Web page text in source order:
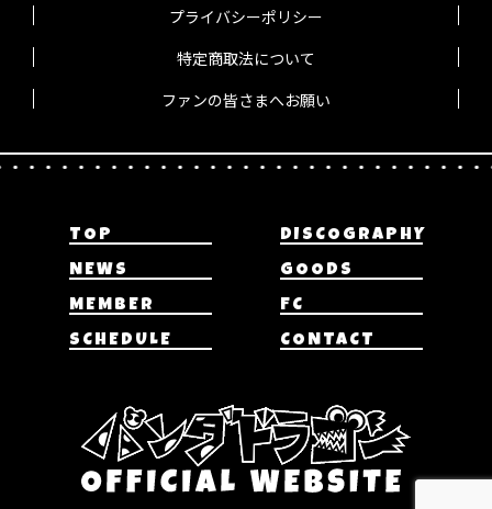
プライバシーポリシー
特定商取法について
ファンの皆さまへお願い
TOP
DISCOGRAPHY
NEWS
GOODS
MEMBER
FC
SCHEDULE
CONTACT